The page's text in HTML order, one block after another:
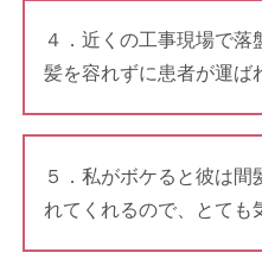
４．近くの工事現場で落
髪を容れずに患者が運ば
５．私がボケると彼は間
れてくれるので、とても